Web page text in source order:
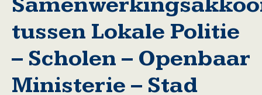
tussen Lokale Politie
– Scholen – Openbaar
Ministerie – Stad